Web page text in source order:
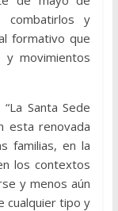
combatirlos y
formativo que
movimientos
Santa Sede
esta renovada
familias, en la
los contextos
y menos aún
cualquier tipo y